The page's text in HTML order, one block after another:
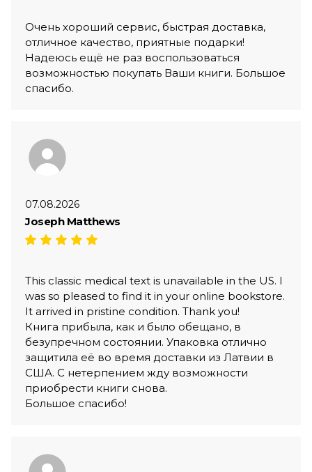
Очень хороший сервис, быстрая доставка,
отличное качество, приятные подарки!
Надеюсь ещё не раз воспользоваться
возможностью покупать Ваши книги. Большое
спасибо.
07.08.2026
Joseph Matthews
This classic medical text is unavailable in the US. I
was so pleased to find it in your online bookstore.
It arrived in pristine condition. Thank you!
Книга прибыла, как и было обещано, в
безупречном состоянии. Упаковка отлично
защитила её во время доставки из Латвии в
США. С нетерпением жду возможности
приобрести книги снова.
Большое спасибо!